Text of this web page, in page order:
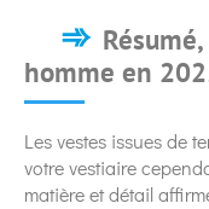
homme en
Les vestes issues de
votre vestiaire
matière et détail